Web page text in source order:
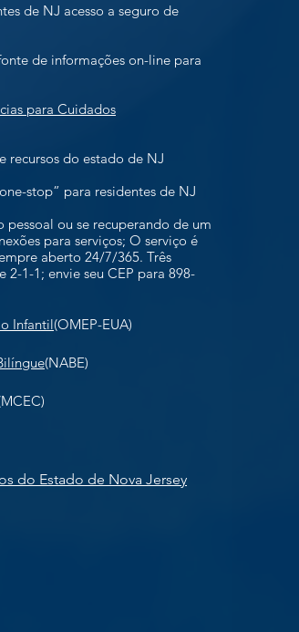
de NJ acesso a seguro de
de informações on-line para
para Cuidados
recursos do estado de NJ
stop” para residentes de NJ
pessoal ou se recuperando de um
para serviços; O serviço é
aberto 24/7/365. Três
2-1-1; envie seu CEP para 898-
Infantil(OMEP-EUA)
(NABE)
do Estado de Nova Jersey